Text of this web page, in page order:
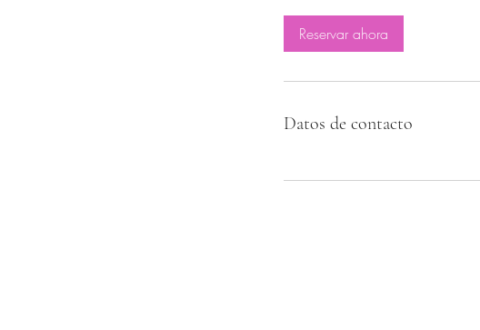
Reservar ahora
Datos de contacto